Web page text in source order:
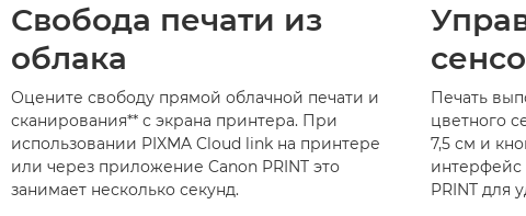
Свобода печати из
облака
Оцените свободу прямой облачной печати и
сканирования** с экрана принтера. При
использовании PIXMA Cloud link на принтере
или через приложение Canon PRINT это
занимает несколько секунд.
Печать
цветного
7,5 см и
интерфейс
PRINT для